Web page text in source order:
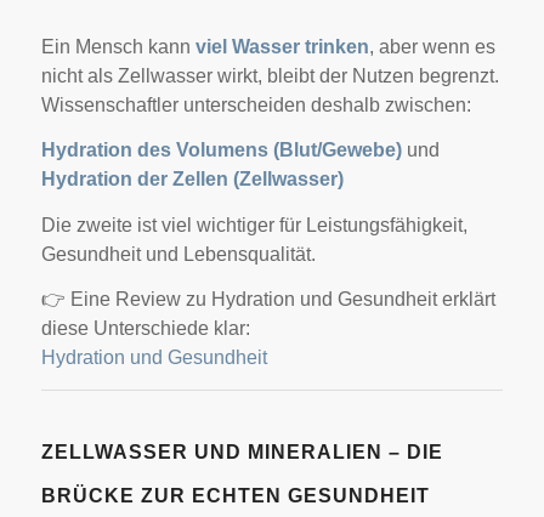
Ein Mensch kann viel Wasser trinken, aber wenn es
nicht als Zellwasser wirkt, bleibt der Nutzen begrenzt.
Wissenschaftler unterscheiden deshalb zwischen:
Hydration des Volumens (Blut/Gewebe) und
Hydration der Zellen (Zellwasser)
Die zweite ist viel wichtiger für Leistungsfähigkeit,
Gesundheit und Lebensqualität.
👉 Eine Review zu Hydration und Gesundheit erklärt
diese Unterschiede klar:
Hydration und Gesundheit
ZELLWASSER UND MINERALIEN – DIE
BRÜCKE ZUR ECHTEN GESUNDHEIT